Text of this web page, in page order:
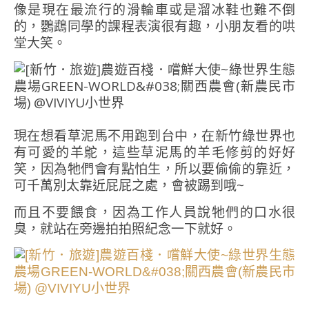
像是現在最流行的滑輪車或是溜冰鞋也難不倒
的，鸚鵡同學的課程表演很有趣，小朋友看的哄
堂大笑。
現在想看草泥馬不用跑到台中，在新竹綠世界也
有可愛的羊鴕，這些草泥馬的羊毛修剪的好好
笑，因為牠們會有點怕生，所以要偷偷的靠近，
可千萬別太靠近屁屁之處，會被踢到哦~
而且不要餵食，因為工作人員說牠們的口水很
臭，就站在旁邊拍拍照紀念一下就好。